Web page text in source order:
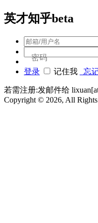
英才知乎beta
密码
登录
记住我 忘
若需注册:发邮件给
Copyright © 2026, All Rights